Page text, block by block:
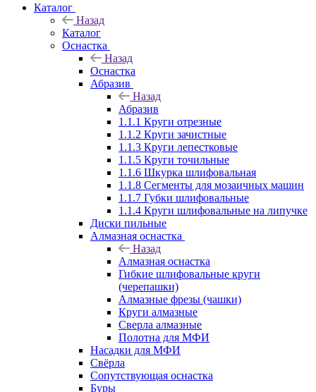
Каталог
Назад
Каталог
Оснастка
Назад
Оснастка
Абразив
Назад
Абразив
1.1.1 Круги отрезные
1.1.2 Круги зачистные
1.1.3 Круги лепестковые
1.1.5 Круги точильные
1.1.6 Шкурка шлифовальная
1.1.8 Сегменты для мозаичных машин
1.1.7 Губки шлифовальные
1.1.4 Круги шлифовальные на липучке
Диски пильные
Алмазная оснастка
Назад
Алмазная оснастка
Гибкие шлифовальные круги
(черепашки)
Алмазные фрезы (чашки)
Круги алмазные
Сверла алмазные
Полотна для МФИ
Насадки для МФИ
Свёрла
Сопутствующая оснастка
Буры